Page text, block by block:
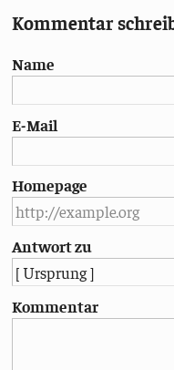
Kommentar
Name
E-Mail
Homepage
Antwort zu
Kommentar